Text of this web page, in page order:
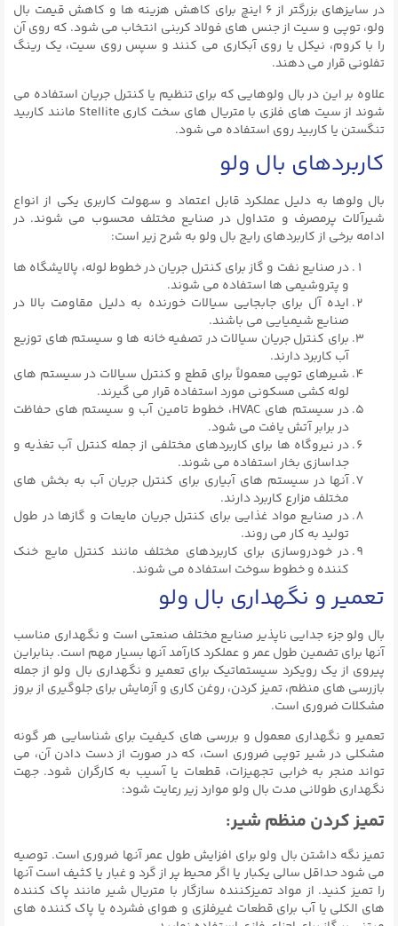
در سایزهای بزرگتر از ۶ اینچ برای کاهش هزینه ها و کاهش قیمت بال
ولو، توپی و سیت از جنس های فولاد کربنی انتخاب می شود. که روی آن
را با کروم، نیکل یا روی آبکاری می کنند و سپس روی سیت، یک رینگ
تفلونی قرار می دهند.
علاوه بر این در بال ولوهایی که برای تنظیم یا کنترل جریان استفاده می
شوند از سیت های فلزی با متریال های سخت کاری Stellite مانند کاربید
تنگستن یا کاربید روی استفاده می شود.
کاربردهای بال ولو
بال ولوها به دلیل عملکرد قابل اعتماد و سهولت کاربری یکی از انواع
شیرآلات پرمصرف و متداول در صنایع مختلف محسوب می شوند. در
ادامه برخی از کاربردهای رایج بال ولو به شرح زیر است:
در صنایع نفت و گاز برای کنترل جریان در خطوط لوله، پالایشگاه ها
و پتروشیمی ها استفاده می شوند.
ایده آل برای جابجایی سیالات خورنده به دلیل مقاومت بالا در
صنایع شیمیایی می باشند.
برای کنترل جریان سیالات در تصفیه خانه ها و سیستم های توزیع
آب کاربرد دارند.
شیرهای توپی معمولاً برای قطع و کنترل سیالات در سیستم های
لوله کشی مسکونی مورد استفاده قرار می گیرند.
در سیستم های HVAC، خطوط تامین آب و سیستم های حفاظت
در برابر آتش یافت می شود.
در نیروگاه ها برای کاربردهای مختلفی از جمله کنترل آب تغذیه و
جداسازی بخار استفاده می شوند.
آنها در سیستم های آبیاری برای کنترل جریان آب به بخش های
مختلف مزارع کاربرد دارند.
در صنایع مواد غذایی برای کنترل جریان مایعات و گازها در طول
تولید به کار می روند.
در خودروسازی برای کاربردهای مختلف مانند کنترل مایع خنک
کننده و خطوط سوخت استفاده می شوند.
تعمیر و نگهداری بال ولو
بال ولو جزء جدایی ناپذیر صنایع مختلف صنعتی است و نگهداری مناسب
آنها برای تضمین طول عمر و عملکرد کارآمد آنها بسیار مهم است. بنابراین
پیروی از یک رویکرد سیستماتیک برای تعمیر و نگهداری بال ولو از جمله
بازرسی های منظم، تمیز کردن، روغن کاری و آزمایش برای جلوگیری از بروز
مشکلات ضروری است.
تعمیر و نگهداری معمول و بررسی های کیفیت برای شناسایی هر گونه
مشکلی در شیر توپی ضروری است، که در صورت از دست دادن آن، می
تواند منجر به خرابی تجهیزات، قطعات یا آسیب به کارگران شود. جهت
نگهداری طولانی مدت بال ولو موارد زیر رعایت شود:
تمیز کردن منظم شیر:
تمیز نگه داشتن بال ولو برای افزایش طول عمر آنها ضروری است. توصیه
می شود حداقل سالی یکبار یا اگر محیط پر از گرد و غبار یا کثیف است آنها
را تمیز کنید. از مواد تمیزکننده سازگار با متریال شیر مانند پاک کننده
های الکلی یا آب برای قطعات غیرفلزی و هوای فشرده یا پاک کننده های